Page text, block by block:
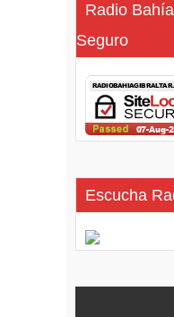
Radio
Seguro
Escucha